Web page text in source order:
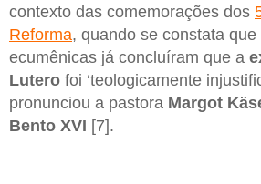
contexto das comemorações dos
Reforma, quando se constata
ecumênicas já concluíram que a
Lutero foi ‘teologicamente
pronunciou a pastora Margot
Bento XVI [7].